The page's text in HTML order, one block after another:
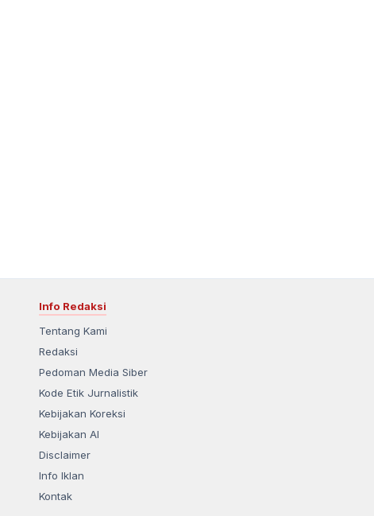
Info Redaksi
Tentang Kami
Redaksi
Pedoman Media Siber
Kode Etik Jurnalistik
Kebijakan Koreksi
Kebijakan AI
Disclaimer
Info Iklan
Kontak